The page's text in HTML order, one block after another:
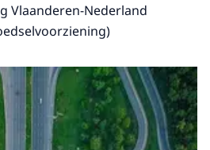
Vlaanderen-Nederland